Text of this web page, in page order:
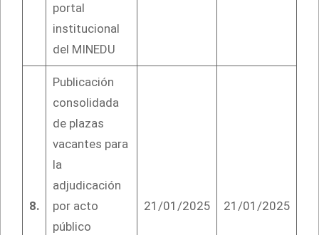
portal
institucional
del MINEDU
8.
Publicación
consolidada
de plazas
vacantes para
la
adjudicación
por acto
público
21/01/2025 21/01/2025